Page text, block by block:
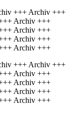
+++ Archiv +++
Archiv +++
Archiv +++
Archiv +++
Archiv +++
+++ Archiv +++
Archiv +++
Archiv +++
Archiv +++
Archiv +++